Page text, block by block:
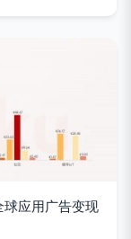
应用广告变现